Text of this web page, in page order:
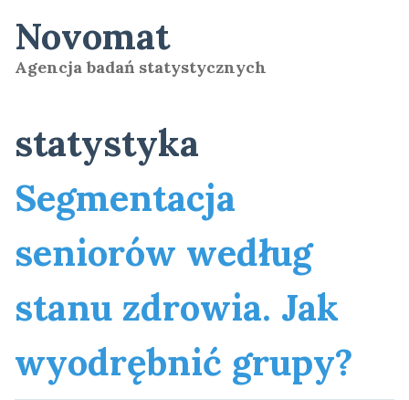
content
Novomat
Agencja badań statystycznych
statystyka
Segmentacja
seniorów według
stanu zdrowia. Jak
wyodrębnić grupy?